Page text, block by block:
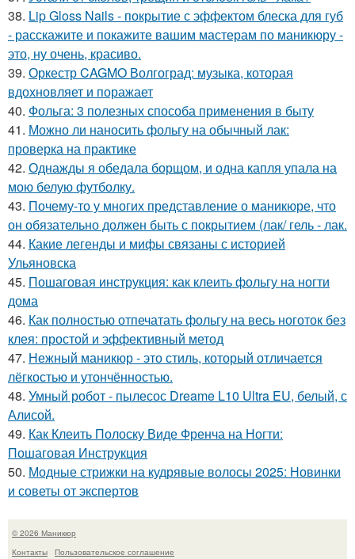
38. Lip Gloss Nails - покрытие с эффектом блеска для губ
- расскажите и покажите вашим мастерам по маникюру -
это, ну очень, красиво.
39. Оркестр CAGMO Волгоград: музыка, которая
вдохновляет и поражает
40. Фольга: 3 полезных способа применения в быту
41. Можно ли наносить фольгу на обычный лак:
проверка на практике
42. Однажды я обедала борщом, и одна капля упала на
мою белую футболку.
43. Почему-то у многих представление о маникюре, что
он обязательно должен быть с покрытием (лак/ гель - лак.
44. Какие легенды и мифы связаны с историей
Ульяновска
45. Пошаговая инструкция: как клеить фольгу на ногти
дома
46. Как полностью отпечатать фольгу на весь ноготок без
клея: простой и эффективный метод
47. Нежный маникюр - это стиль, который отличается
лёгкостью и утончённостью.
48. Умный робот - пылесос Dreame L10 Ultra EU, белый, с
Алисой.
49. Как Клеить Полоску Виде Френча на Ногти:
Пошаговая Инструкция
50. Модные стрижки на кудрявые волосы 2025: Новинки
и советы от экспертов
© 2026 Маникюр
Контакты
Пользовательское соглашение